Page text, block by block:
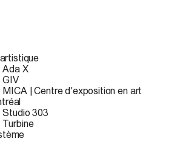
Ada X
GIV
MICA | Centre d'exposition en art
Studio 303
Turbine